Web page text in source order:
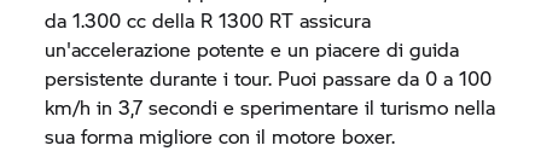
da 1.300 cc della R 1300 RT assicura
un'accelerazione potente e un piacere di guida
persistente durante i tour. Puoi passare da 0 a 100
km/h in 3,7 secondi e sperimentare il turismo nella
sua forma migliore con il motore boxer.